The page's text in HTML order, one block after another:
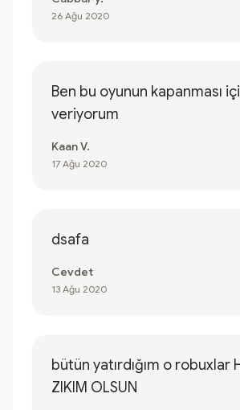
26 Ağu 2020
Ben bu oyunun kapanması
veriyorum
Kaan V.
17 Ağu 2020
dsafa
Cevdet
13 Ağu 2020
bütün yatırdığım o robuxlar
ZIKIM OLSUN